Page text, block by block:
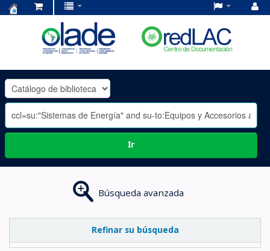
OLADE
-
Ir
Búsqueda avanzada
Refinar su búsqueda